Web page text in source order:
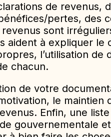
de revenus,
pertes, des
sont
aident à expliquer le
l’utilisation de
chacun.
de votre
le maintien
Enfin, une
gouvernementale